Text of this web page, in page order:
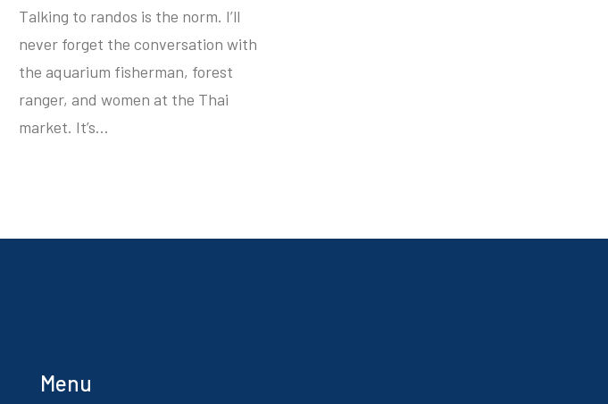
Talking to randos is the norm. I’ll
never forget the conversation with
the aquarium fisherman, forest
ranger, and women at the Thai
market. It’s…
Menu